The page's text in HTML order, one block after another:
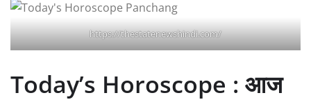
https://thestatenewshindi.com/
Today’s Horoscope : आज